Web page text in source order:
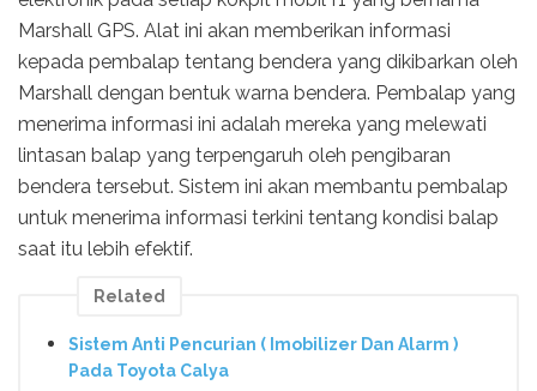
Marshall GPS. Alat ini akan memberikan informasi
kepada pembalap tentang bendera yang dikibarkan oleh
Marshall dengan bentuk warna bendera. Pembalap yang
menerima informasi ini adalah mereka yang melewati
lintasan balap yang terpengaruh oleh pengibaran
bendera tersebut. Sistem ini akan membantu pembalap
untuk menerima informasi terkini tentang kondisi balap
saat itu lebih efektif.
Related
Sistem Anti Pencurian ( Imobilizer Dan Alarm )
Pada Toyota Calya